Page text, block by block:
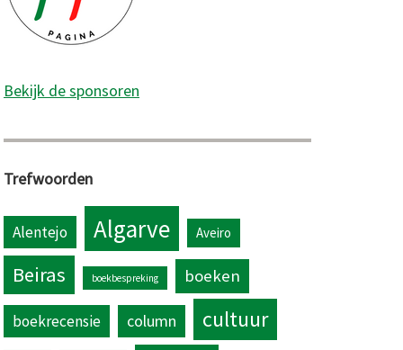
Bekijk de sponsoren
Trefwoorden
Alentejo Algarve Aveiro
Beiras boekbespreking boeken
boekrecensie column cultuur